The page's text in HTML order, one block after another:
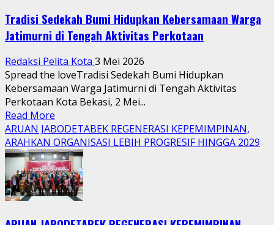
Tradisi Sedekah Bumi Hidupkan Kebersamaan Warga
Jatimurni di Tengah Aktivitas Perkotaan
Redaksi Pelita Kota 3 Mei 2026
Spread the loveTradisi Sedekah Bumi Hidupkan
Kebersamaan Warga Jatimurni di Tengah Aktivitas
Perkotaan Kota Bekasi, 2 Mei...
Read More
more
about
Tradisi
Sedekah
Bumi
Hidupkan
ARUAN JABODETABEK REGENERASI KEPEMIMPINAN,
ARAHKAN ORGANISASI LEBIH PROGRESIF HINGGA 2029